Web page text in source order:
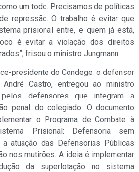
um todo. Precisamos de políticas
repressão. O trabalho é evitar que
prisional entre, e quem já está,
é evitar a violação dos direitos
frisou o ministro Jungmann.
presidente do Condege, o defensor
Castro, entregou ao ministro
pelos defensores que integram a
penal do colegiado. O documento
o Programa de Combate à
Prisional: Defensoria sem
atuação das Defensorias Públicas
nos mutirões. A ideia é implementar
da superlotação no sistema